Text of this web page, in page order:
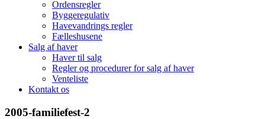
Ordensregler
Byggeregulativ
Havevandrings regler
Fælleshusene
Salg af haver
Haver til salg
Regler og procedurer for salg af haver
Venteliste
Kontakt os
2005-familiefest-2